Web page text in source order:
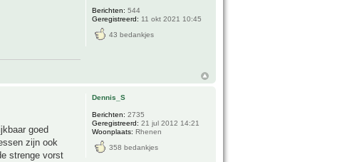
Berichten: 544
Geregistreerd: 11 okt 2021 10:45
43 bedankjes
goed
zijn ook
strenge vorst
Dennis_S
Berichten: 2735
Geregistreerd: 21 jul 2012 14:21
Woonplaats: Rhenen
358 bedankjes